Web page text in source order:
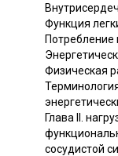
Функция
Потребление
Физическая
Глава II.
сосудистой